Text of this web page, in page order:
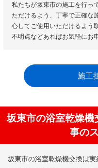
私たちが坂東市の施工を行っ
ただけるよう、丁寧で正確な
心してご使用いただけるよう
不明点などあればお気軽にお
施工
坂東市の浴室乾燥機
事の
坂東市の浴室乾燥機交換は